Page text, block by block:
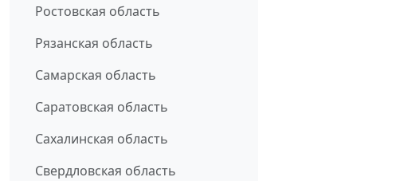
Ростовская область
Рязанская область
Самарская область
Саратовская область
Сахалинская область
Свердловская область